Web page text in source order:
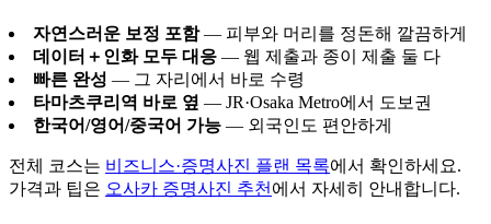
자연스러운 보정 포함— 피부와 머리를 정돈해 깔끔하게
데이터＋인화 모두 대응 — 웹 제출과 종이 제출 둘 다
빠른 완성 — 그 자리에서 바로 수령
타마츠쿠리역 바로 옆 — JR·Osaka Metro에서 도보권
한국어/영어/중국어 가능 — 외국인도 편안하게
전체 코스는 비즈니스·증명사진 플랜 목록에서 확인하세요.
가격과 팁은 오사카 증명사진 추천 에서 자세히 안내합니다.